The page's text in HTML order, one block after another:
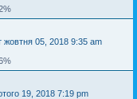
жовтня 05, 2018 9:35 am
19, 2018 7:19 pm